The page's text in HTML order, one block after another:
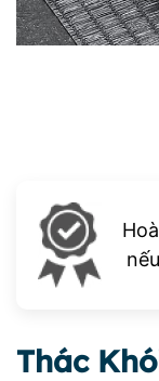
Thác